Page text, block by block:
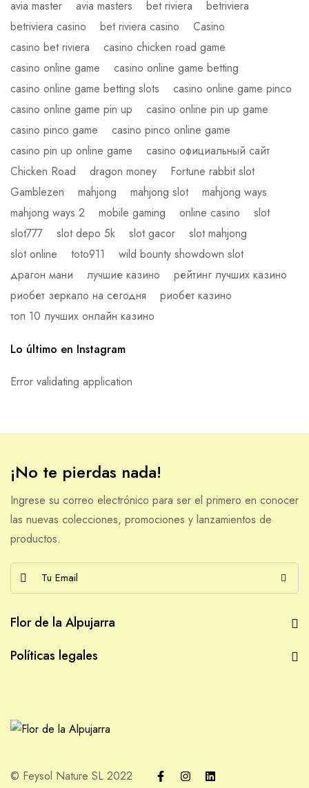
avia master
avia masters bet riviera
betriviera
betriviera casino
bet riviera casino
Casino
casino bet riviera
casino chicken road game
casino online game
casino online game betting
casino online game betting slots
casino online game pinco
casino online game pin up
casino online pin up game
casino pinco game
casino pinco online game
casino pin up online game
casino официальный сайт
Chicken Road
dragon money
Fortune rabbit slot
Gamblezen
mahjong mahjong slot
mahjong ways
mahjong ways 2
mobile gaming online casino
slot
slot777
slot depo 5k slot gacor
slot mahjong
slot online
toto911
wild bounty showdown slot
драгон мани
лучшие казино
рейтинг лучших казино
риобет зеркало на сегодня
риобет казино
топ 10 лучших онлайн казино
Lo último en Instagram
Error validating application
Flor de la Alpujarra
Políticas legales
¡No te pierdas nada!
Ingrese su correo electrónico para ser el primero en conocer
las nuevas colecciones, promociones y lanzamientos de
productos.
m
i
l
© Feysol Nature SL 2022